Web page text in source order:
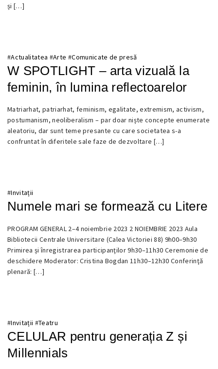
și […]
#Actualitatea #Arte #Comunicate de presă
W SPOTLIGHT – arta vizuală la
feminin, în lumina reflectoarelor
7
MARTIE
2024
Matriarhat, patriarhat, feminism, egalitate, extremism, activism,
postumanism, neoliberalism – par doar niște concepte enumerate
aleatoriu, dar sunt teme presante cu care societatea s-a
confruntat în diferitele sale faze de dezvoltare […]
#Invitații
Numele mari se formează cu Litere
4
NOIEMBRIE
2023
PROGRAM GENERAL 2–4 noiembrie 2023 2 NOIEMBRIE 2023 Aula
Bibliotecii Centrale Universitare (Calea Victoriei 88) 9h00–9h30
Primirea și înregistrarea participanţilor 9h30–11h30 Ceremonie de
deschidere Moderator: Cristina Bogdan 11h30–12h30 Conferinţă
plenară: […]
#Invitații #Teatru
CELULAR pentru generația Z și
Millennials